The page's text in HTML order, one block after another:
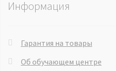
Информация
Гарантия на товары
Об обучающем центре